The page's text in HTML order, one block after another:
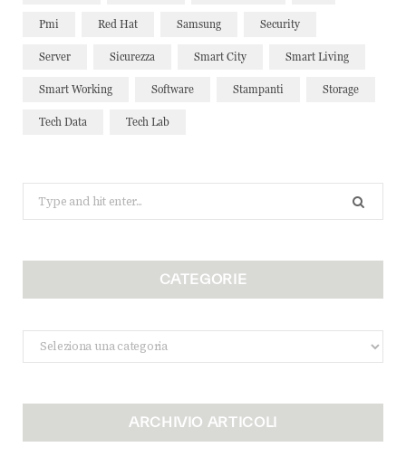
Pmi Red Hat Samsung Security
Server Sicurezza Smart City Smart Living
Smart Working Software Stampanti Storage
Tech Data Tech Lab
Search
for:
CATEGORIE
Categorie
ARCHIVIO ARTICOLI